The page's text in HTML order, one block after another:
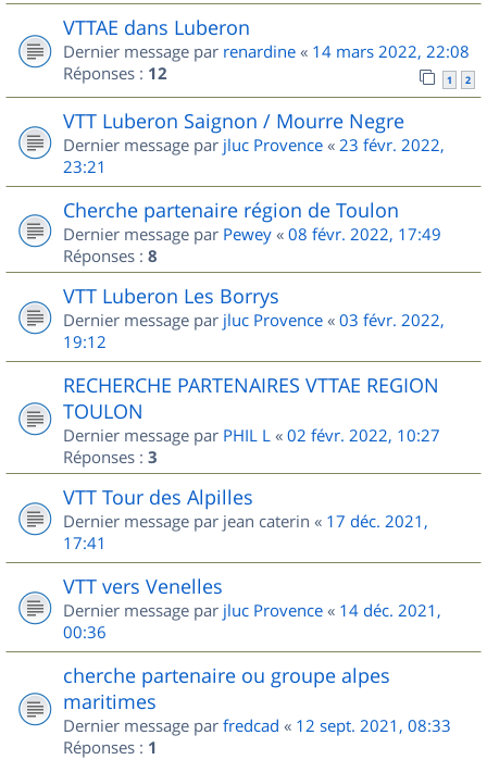
VTTAE dans Luberon
Dernier message par renardine « 14 mars 2022, 22:08
Réponses : 12 1 2
VTT Luberon Saignon / Mourre Negre
Dernier message par jluc Provence « 23 févr. 2022,
23:21
Cherche partenaire région de Toulon
Dernier message par Pewey « 08 févr. 2022, 17:49
Réponses : 8
VTT Luberon Les Borrys
Dernier message par jluc Provence « 03 févr. 2022,
19:12
RECHERCHE PARTENAIRES VTTAE REGION
TOULON
Dernier message par PHIL L « 02 févr. 2022, 10:27
Réponses : 3
VTT Tour des Alpilles
Dernier message par jean caterin « 17 déc. 2021,
17:41
VTT vers Venelles
Dernier message par jluc Provence « 14 déc. 2021,
00:36
cherche partenaire ou groupe alpes
maritimes
Dernier message par fredcad « 12 sept. 2021, 08:33
Réponses : 1